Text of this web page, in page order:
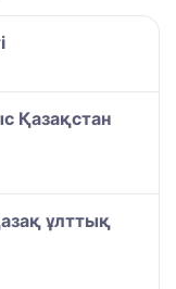
Қазақстан
ұлттық